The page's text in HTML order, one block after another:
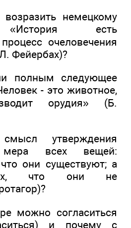
немецкому
есть
очеловечения
Фейербах)?
полным следующее
- это животное,
орудия» (Б.
утверждения
всех вещей:
они существуют; а
что они не
можно согласиться
и почему с